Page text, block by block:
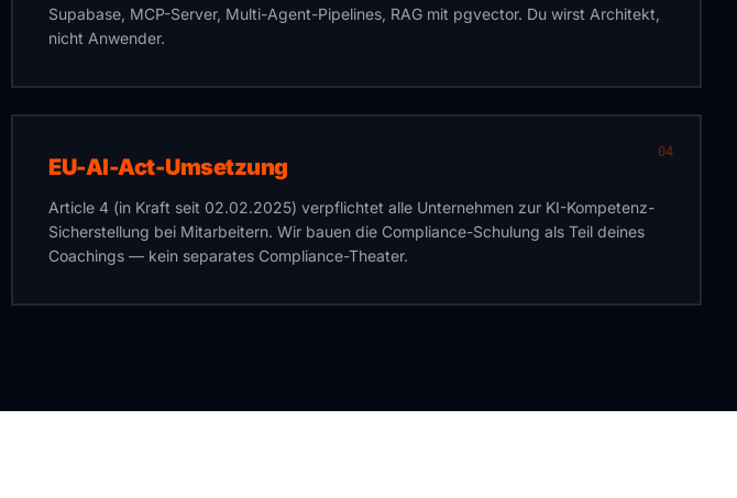
Supabase, MCP-Server, Multi-Agent-Pipelines, RAG mit pgvector. Du wirst Architekt,
nicht Anwender.
04
EU-AI-Act-Umsetzung
Article 4 (in Kraft seit 02.02.2025) verpflichtet alle Unternehmen zur KI-Kompetenz-
Sicherstellung bei Mitarbeitern. Wir bauen die Compliance-Schulung als Teil deines
Coachings — kein separates Compliance-Theater.